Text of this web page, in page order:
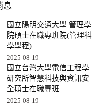
息
國立陽明交通大學 管理學
院碩士在職專班院(管理科
學學程)
2025-08-19
國立台灣大學電信工程學
研究所智慧科技與資訊安
全碩士在職專班
2025-08-19